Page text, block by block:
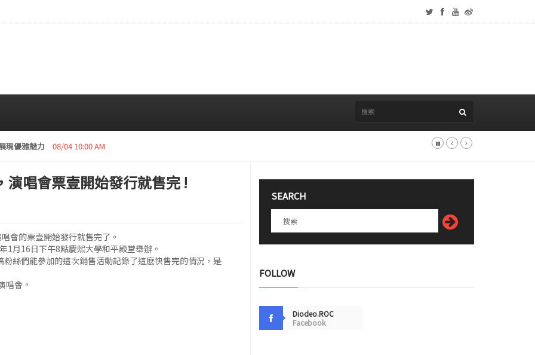
現優雅魅力 08/04 10:00 AM
唱會票壹開始發行就售完 !
會的票壹開始發行就售完了。
1月16日下午8點慶熙大學和平殿堂舉辦。
絲們能參加的這次銷售活動記錄了這麽快售完的情況，是
唱會。
SEARCH
FOLLOW
Diodeo.ROC
Facebook